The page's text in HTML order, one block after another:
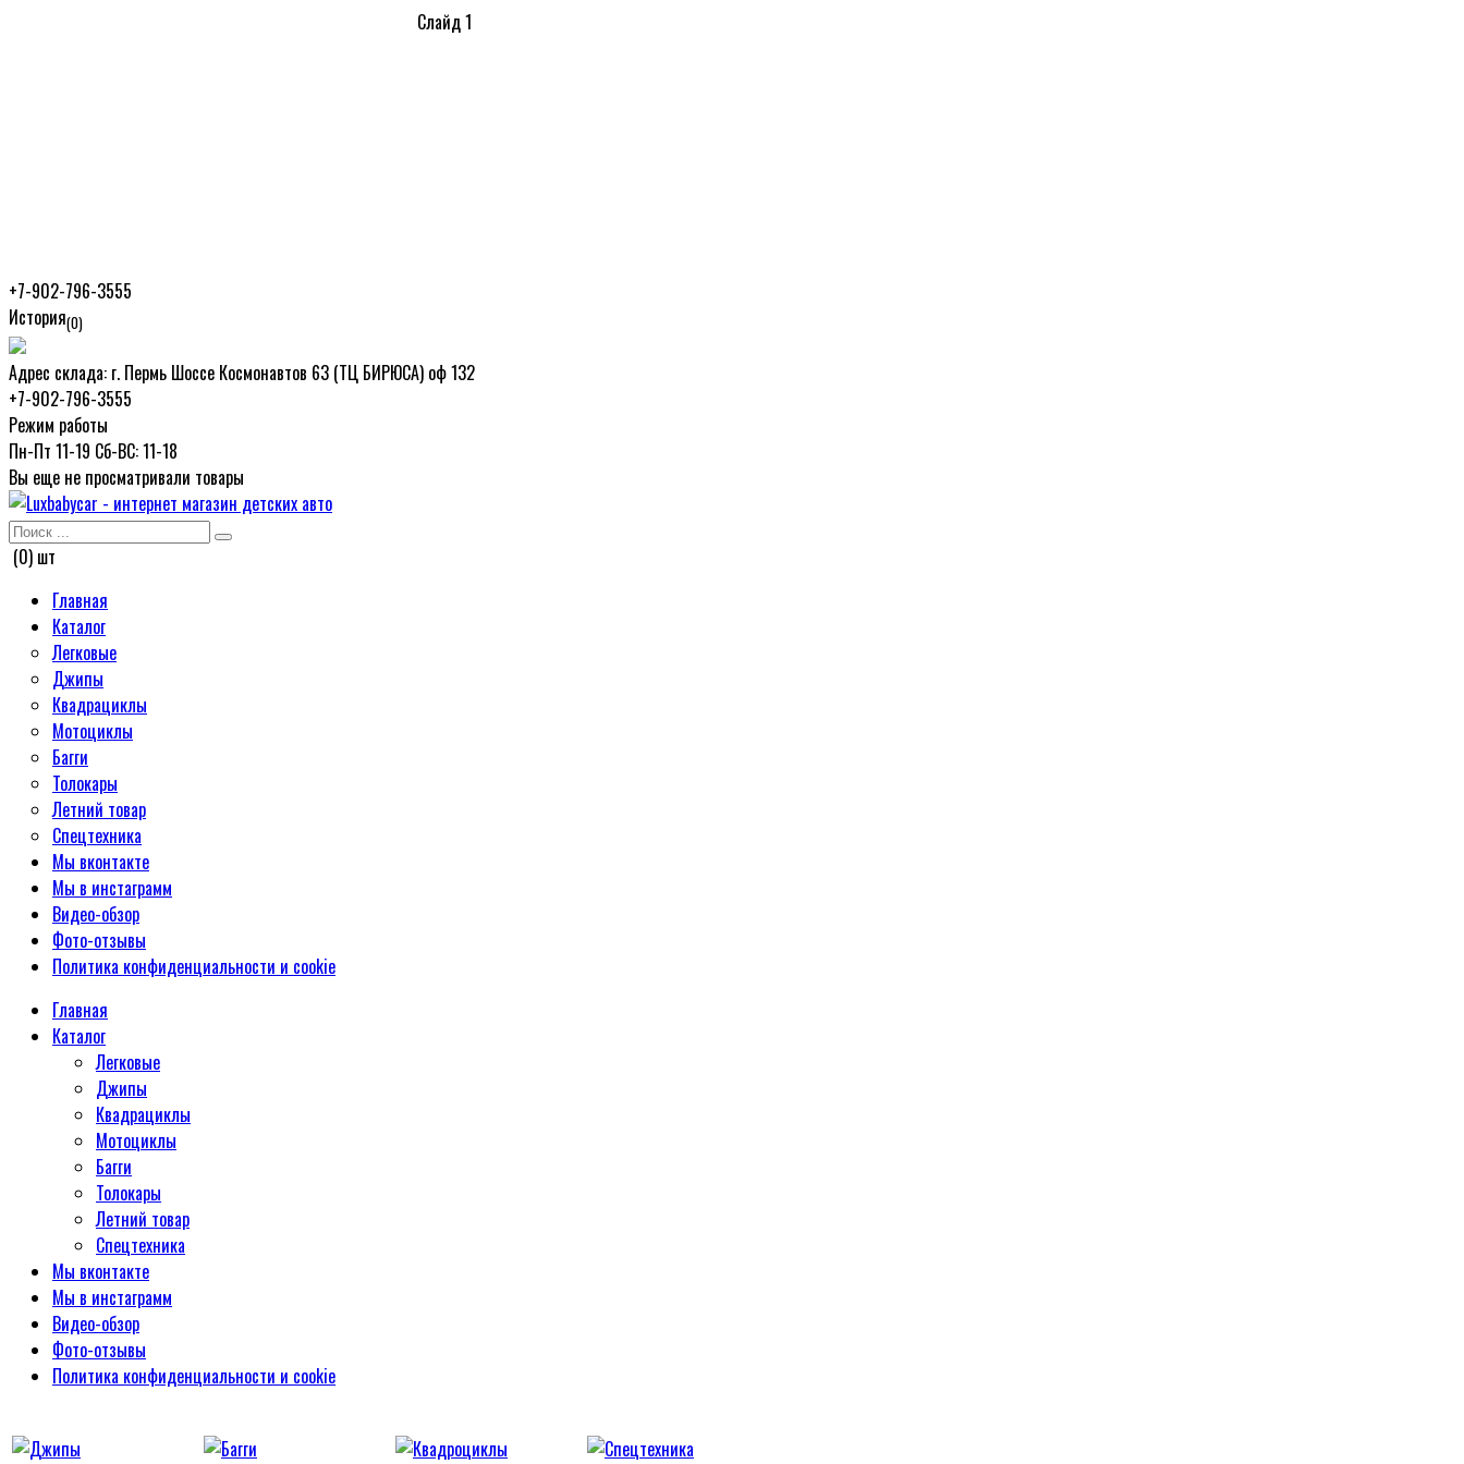
Слайд 1
+7-902-796-3555
История(0)
Адрес склада: г. Пермь Шоссе Космонавтов 63 (ТЦ БИРЮСА) оф 132
+7-902-796-3555
Режим работы
Пн-Пт 11-19 Сб-ВС: 11-18
Вы еще не просматривали товары
(0) шт
Главная
Каталог
Легковые
Джипы
Квадрациклы
Мотоциклы
Багги
Толокары
Летний товар
Спецтехника
Мы вконтакте
Мы в инстаграмм
Видео-обзор
Фото-отзывы
Политика конфиденциальности и cookie
Главная
Каталог
Легковые
Джипы
Квадрациклы
Мотоциклы
Багги
Толокары
Летний товар
Спецтехника
Мы вконтакте
Мы в инстаграмм
Видео-обзор
Фото-отзывы
Политика конфиденциальности и cookie